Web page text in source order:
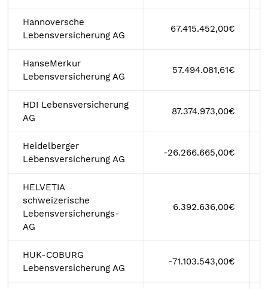
Hannoversche
Lebensversicherung AG
67.415.452,00€
HanseMerkur
Lebensversicherung AG
57.494.081,61€
HDI Lebensversicherung
AG
87.374.973,00€
Heidelberger
Lebensversicherung AG
-26.266.665,00€
HELVETIA
schweizerische
Lebensversicherungs-
AG
6.392.636,00€
HUK-COBURG
Lebensversicherung AG
-71.103.543,00€